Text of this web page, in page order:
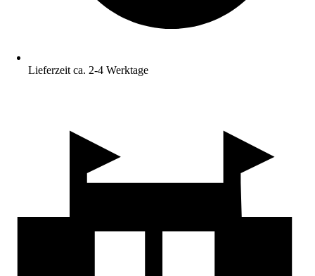
Lieferzeit ca. 2-4 Werktage